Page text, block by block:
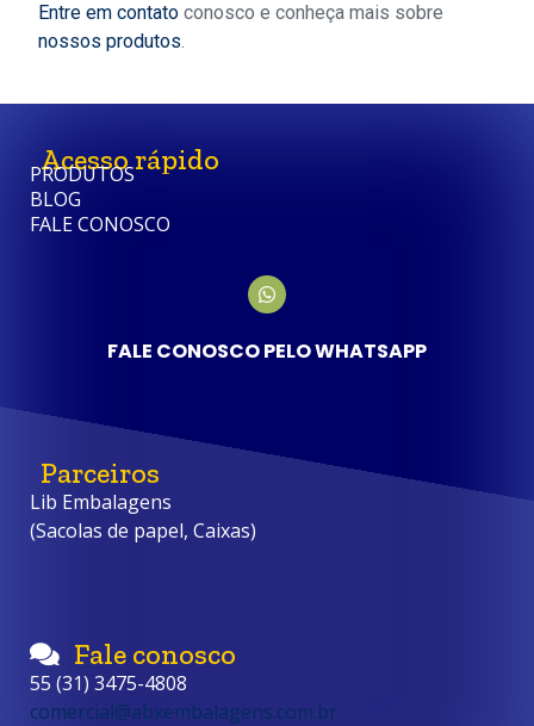
Entre em contato conosco e conheça mais sobre
nossos produtos.
Acesso rápido
PRODUTOS
BLOG
FALE CONOSCO
FALE CONOSCO PELO WHATSAPP
Parceiros
Lib Embalagens
(Sacolas de papel, Caixas)
Fale conosco
55 (31) 3475-4808
comercial@abxembalagens.com.br